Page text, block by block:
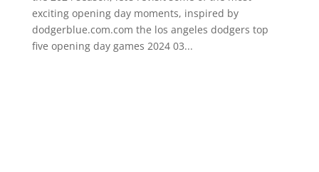
exciting opening day moments, inspired by
dodgerblue.com.com the los angeles dodgers top
five opening day games 2024 03...